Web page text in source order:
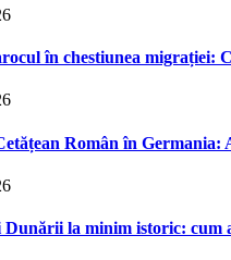
în chestiunea migrației:
Român în Germania:
la minim istoric: cum